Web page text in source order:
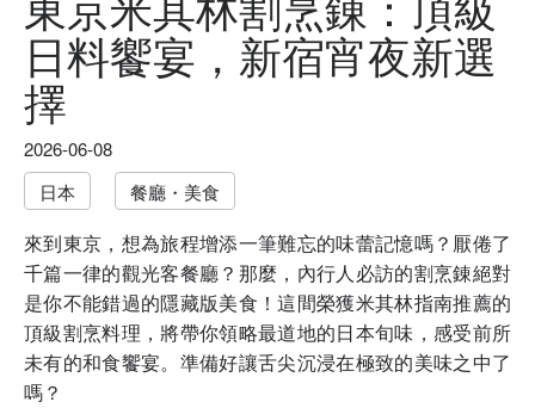
日料饗宴，新宿宵夜新選
擇
2026-06-08
日本
餐廳・美食
來到東京，想為旅程增添一筆難忘的味蕾記憶嗎？厭倦了
千篇一律的觀光客餐廳？那麼，內行人必訪的割烹錬絕對
是你不能錯過的隱藏版美食！這間榮獲米其林指南推薦的
頂級割烹料理，將帶你領略最道地的日本旬味，感受前所
未有的和食饗宴。準備好讓舌尖沉浸在極致的美味之中了
嗎？